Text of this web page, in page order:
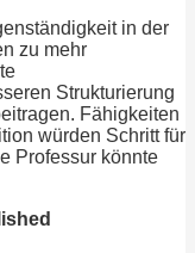
in der
zu mehr
Strukturierung
Fähigkeiten
würden Schritt für
Professur könnte